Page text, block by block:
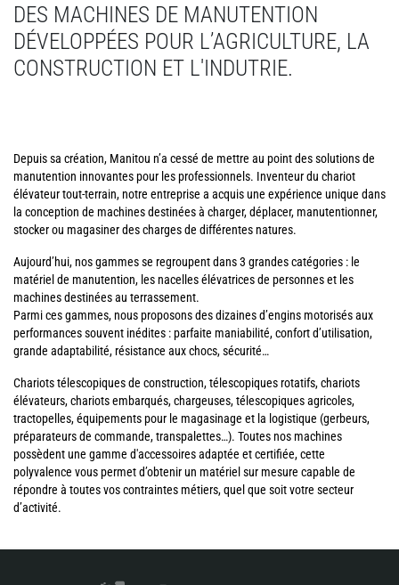
DES MACHINES DE MANUTENTION
DÉVELOPPÉES POUR L’AGRICULTURE, LA
CONSTRUCTION ET L'INDUTRIE.
Depuis sa création, Manitou n’a cessé de mettre au point des solutions de
manutention innovantes pour les professionnels. Inventeur du chariot
élévateur tout-terrain, notre entreprise a acquis une expérience unique dans
la conception de machines destinées à charger, déplacer, manutentionner,
stocker ou magasiner des charges de différentes natures.
Aujourd’hui, nos gammes se regroupent dans 3 grandes catégories : le
matériel de manutention, les nacelles élévatrices de personnes et les
machines destinées au terrassement.
Parmi ces gammes, nous proposons des dizaines d’engins motorisés aux
performances souvent inédites : parfaite maniabilité, confort d’utilisation,
grande adaptabilité, résistance aux chocs, sécurité…
Chariots télescopiques de construction, télescopiques rotatifs, chariots
élévateurs, chariots embarqués, chargeuses, télescopiques agricoles,
tractopelles, équipements pour le magasinage et la logistique (gerbeurs,
préparateurs de commande, transpalettes…). Toutes nos machines
possèdent une gamme d'accessoires adaptée et certifiée, cette
polyvalence vous permet d’obtenir un matériel sur mesure capable de
répondre à toutes vos contraintes métiers, quel que soit votre secteur
d’activité.